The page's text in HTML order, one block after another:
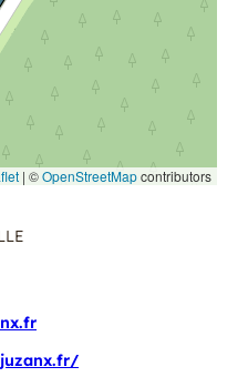
| ©OpenStreetMapcontributors